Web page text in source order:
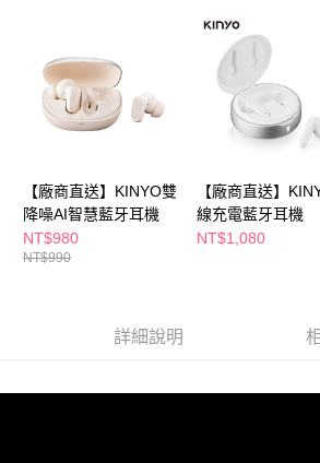
４．使用「AFTEE先享後付」時，將依據個別帳
時審查核予不同之上限額度；若仍有額度不足之
請求用戶進行身份認證。
５．嚴禁一人註冊多個帳號或使用他人資訊註冊
恩沛科技股份有限公司將有權停止該用戶之使用
【廠商直送】KINYO雙
降噪AI智慧藍牙耳機
NT$980
NT$990
【廠商直送】
線充電藍牙耳機
NT$1,080
詳細說明